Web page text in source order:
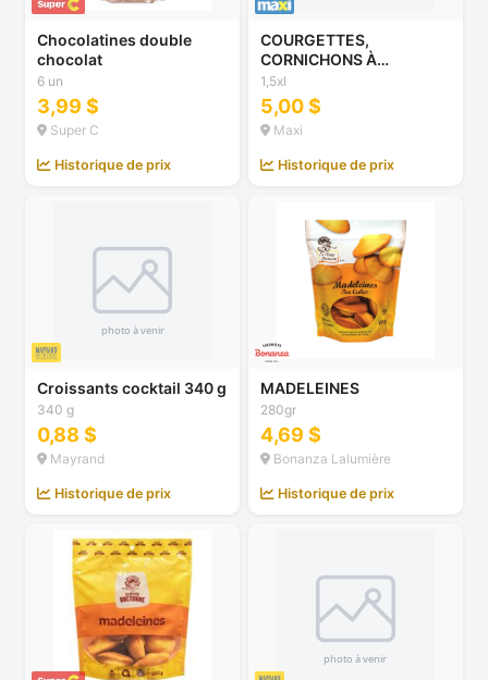
Chocolatines double
chocolat
6 un
3,99 $
Super C
Historique de prix
COURGETTES,
CORNICHONS À
MARINER, PETITES
POMMES DE TERRE
BLANCHES, 3 L OU
CAROTTES NANTAISES,
BETTRAVES OU PRUNES
JAUNES, 1,5 L
1,5xl
5,00 $
Maxi
Historique de prix
Croissants cocktail 340 g
340 g
0,88 $
Mayrand
Historique de prix
MADELEINES
280gr
4,69 $
Bonanza Lalumière
Historique de prix